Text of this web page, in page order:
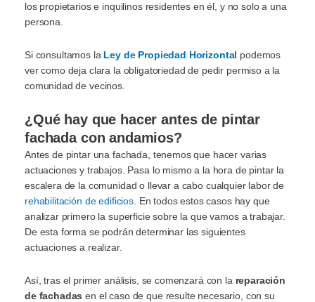
los propietarios e inquilinos residentes en él, y no solo a una
persona.
Si consultamos la Ley de Propiedad Horizontal podemos
ver como deja clara la obligatoriedad de pedir permiso a la
comunidad de vecinos.
¿Qué hay que hacer antes de pintar
fachada con andamios?
Antes de pintar una fachada, tenemos que hacer varias
actuaciones y trabajos. Pasa lo mismo a la hora de pintar la
escalera de la comunidad o llevar a cabo cualquier labor de
rehabilitación de edificios. En todos estos casos hay que
analizar primero la superficie sobre la que vamos a trabajar.
De esta forma se podrán determinar las siguientes
actuaciones a realizar.
Así, tras el primer análisis, se comenzará con la reparación
de fachadas en el caso de que resulte necesario, con su